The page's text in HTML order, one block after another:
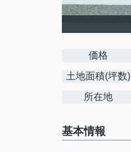
価格
土地面積(坪数)
所在地
基本情報